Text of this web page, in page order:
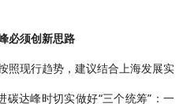
必须创新思路
照现行趋势，建议结合上海发展实
碳达峰时切实做好“三个统筹”：一